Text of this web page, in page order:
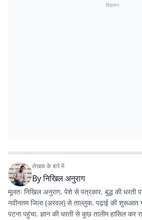
विज्ञापन
लेखक के बारे में
Byनिखिल अनुराग
मूलतः निखिल अनुराग. पेशे से पत्रकार. बुद्ध की धरती
नवीनतम जिला (अरवल) से ताल्लुक. पढ़ाई की शुरूआत
पटना पहुंचा. ज्ञान की धरती से कुछ तालीम हासिल कर